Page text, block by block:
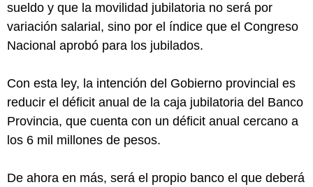
sueldo y que la movilidad jubilatoria no será por
variación salarial, sino por el índice que el Congreso
Nacional aprobó para los jubilados.
Con esta ley, la intención del Gobierno provincial es
reducir el déficit anual de la caja jubilatoria del Banco
Provincia, que cuenta con un déficit anual cercano a
los 6 mil millones de pesos.
De ahora en más, será el propio banco el que deberá